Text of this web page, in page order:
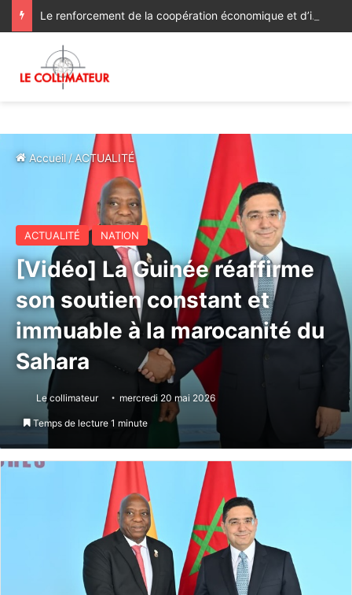
Le renforcement de la coopération économique et d’investissement au menu des discussions des ministres des Affaires étrangères du Maroc et du Ghana
Accueil/ACTUALITÉ
ACTUALITÉ NATION
[Vidéo] La Guinée réaffirme
son soutien constant et
immuable à la marocanité du
Sahara
Le collimateur mercredi 20 mai 2026
Temps de lecture 1 minute